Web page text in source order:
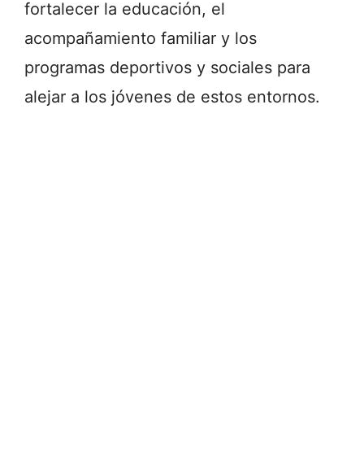
fortalecer la educación, el
acompañamiento familiar y los
programas deportivos y sociales para
alejar a los jóvenes de estos entornos.